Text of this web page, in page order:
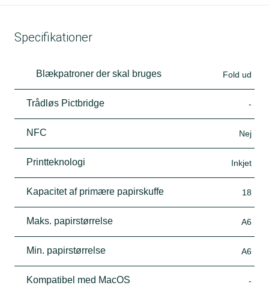
Specifikationer
Blækpatroner der skal bruges Fold ud
Trådløs Pictbridge -
NFC Nej
Printteknologi Inkjet
Kapacitet af primære papirskuffe 18
Maks. papirstørrelse A6
Min. papirstørrelse A6
Kompatibel med MacOS -